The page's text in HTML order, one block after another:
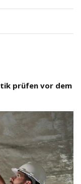
prüfen vor dem